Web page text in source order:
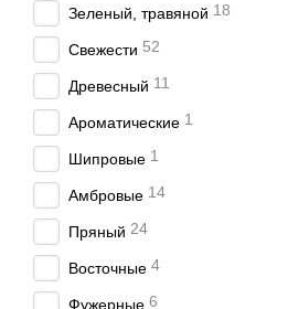
Зеленый, травяной 18
Свежести 52
Древесный 11
Ароматические 1
Шипровые 1
Амбровые 14
Пряный 24
Восточные 4
Фужерные 6